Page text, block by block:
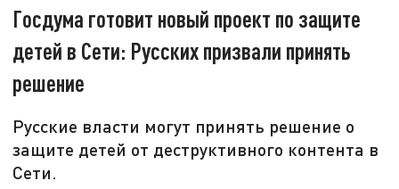
Госдума готовит новый проект по защите
детей в Сети: Русских призвали принять
решение
Русские власти могут принять решение о
защите детей от деструктивного контента в
Сети.